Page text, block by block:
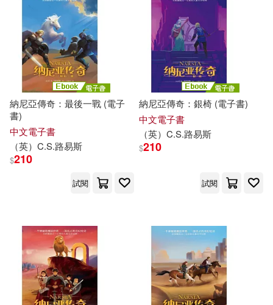
角川ビーンズ文庫編集部(10)
（俄羅斯）托爾斯泰(10)
（阿根廷）豪爾赫·路易斯·博爾赫斯
(10)
(瑞典)拉格洛芙(9)
兒童的學習編輯部(9)
厲河改編(9)
臉譜(47)
北京聯合出版公司(46)
浙江大學出版社(45)
環球 Blue Note(45)
Orfeo(44) PENTATONE(44)
中國計量出版社(42)
中國地圖出版社(41)
納尼亞傳奇：最後一戰 (電子
書)
中文電子書
（英）C.S.路易斯
$210
試閱
納尼亞傳奇：銀椅 (電子書)
中文電子書
（英）C.S.路易斯
$210
試閱